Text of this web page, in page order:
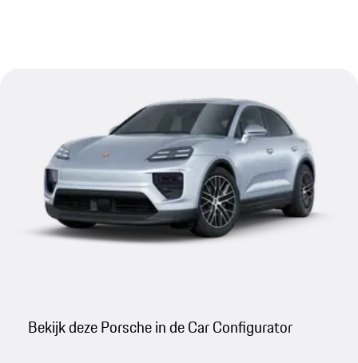
Bekijk deze Porsche in de Car Configurator